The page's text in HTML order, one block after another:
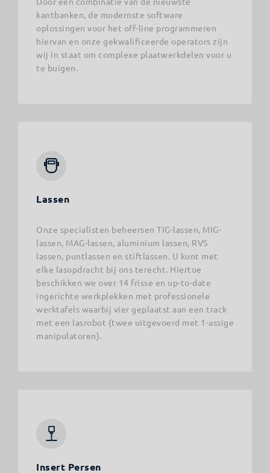
kantbanken, de modernste software
oplossingen voor het off-line programmeren
hiervan en onze gekwalificeerde operators zijn
wij in staat om complexe plaatwerkdelen voor u
te buigen.
Lassen
Onze specialisten beheersen TIG-lassen, MIG-
lassen, MAG-lassen, aluminium lassen, RVS
lassen, puntlassen en stiftlassen. U kunt met
elke lasopdracht bij ons terecht. Hiertoe
beschikken we over 14 frisse en up-to-date
ingerichte werkplekken met professionele
werktafels waarbij vier geplaatst aan een track
met een lasrobot (twee uitgevoerd met 1-assige
manipulatoren).
Insert Persen